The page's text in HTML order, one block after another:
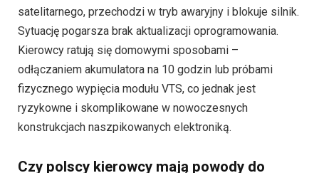
satelitarnego, przechodzi w tryb awaryjny i blokuje silnik.
Sytuację pogarsza brak aktualizacji oprogramowania.
Kierowcy ratują się domowymi sposobami –
odłączaniem akumulatora na 10 godzin lub próbami
fizycznego wypięcia modułu VTS, co jednak jest
ryzykowne i skomplikowane w nowoczesnych
konstrukcjach naszpikowanych elektroniką.
Czy polscy kierowcy mają powody do